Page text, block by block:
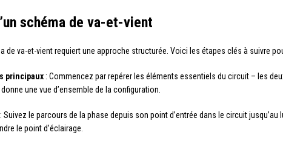
schéma de va-et-vient
de va-et-vient requiert une approche structurée. Voici les étapes clés à suivre
principaux : Commencez par repérer les éléments essentiels du circuit – les
une vue d’ensemble de la configuration.
: Suivez le parcours de la phase depuis son point d’entrée dans le circuit
le point d’éclairage.